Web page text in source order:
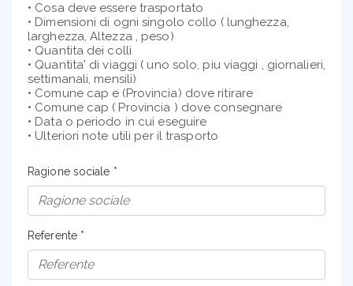
• Cosa deve essere trasportato
• Dimensioni di ogni singolo collo ( lunghezza,
larghezza, Altezza , peso)
• Quantita dei colli
• Quantita' di viaggi ( uno solo, piu viaggi , giornalieri,
settimanali, mensili)
• Comune cap e (Provincia) dove ritirare
• Comune cap ( Provincia ) dove consegnare
• Data o periodo in cui eseguire
• Ulteriori note utili per il trasporto
Ragione sociale *
Referente *